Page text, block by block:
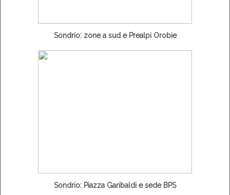
Sondrio: zone a sud e Prealpi Orobie
Sondrio: Piazza Garibaldi e sede BPS